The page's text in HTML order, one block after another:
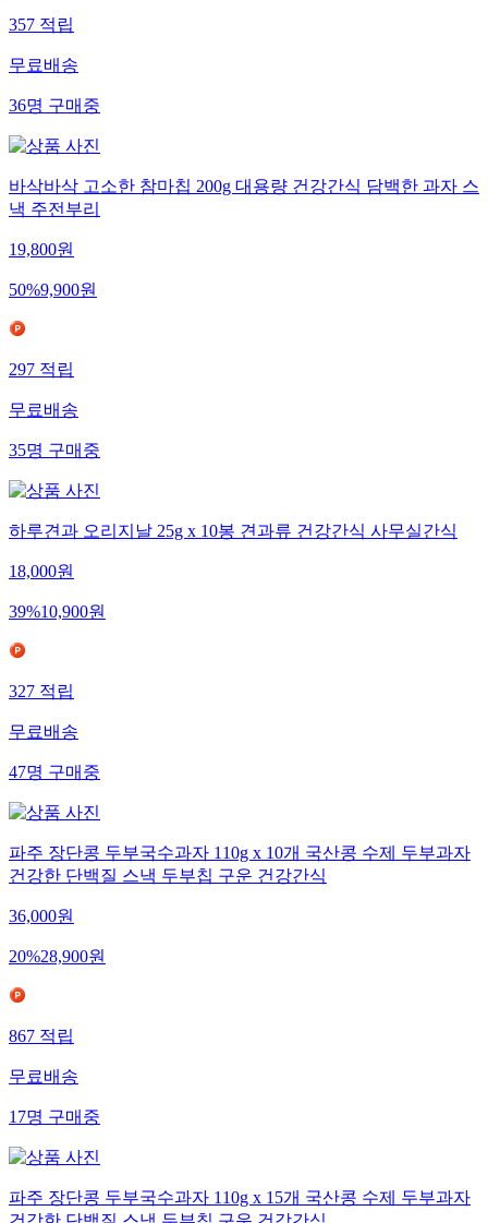
357적립
무료배송
36명구매중
바삭바삭 고소한 참마칩 200g 대용량 건강간식 담백한 과자 스
낵 주전부리
19,800원
50%9,900원
297적립
무료배송
35명구매중
하루견과 오리지날 25g x 10봉 견과류 건강간식 사무실간식
18,000원
39%10,900원
327적립
무료배송
47명구매중
파주 장단콩 두부국수과자 110g x 10개 국산콩 수제 두부과자
건강한 단백질 스낵 두부칩 구운 건강간식
36,000원
20%28,900원
867적립
무료배송
17명구매중
파주 장단콩 두부국수과자 110g x 15개 국산콩 수제 두부과자